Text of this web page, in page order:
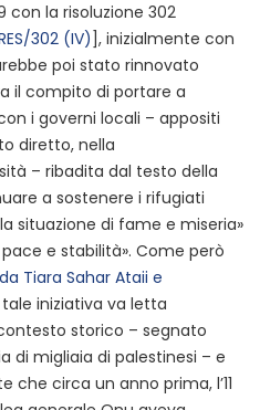
con la risoluzione 302
302 (IV)], inizialmente con
poi stato rinnovato
il compito di portare a
i governi locali – appositi
diretto, nella
– ribadita dal testo della
a sostenere i rifugiati
situazione di fame e miseria»
e stabilità». Come però
Tiara Sahar Ataii e
tale iniziativa va letta
storico – segnato
di migliaia di palestinesi – e
circa un anno prima, l’11